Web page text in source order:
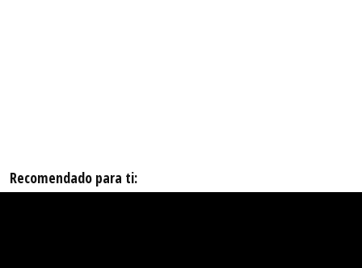
Recomendado para ti: